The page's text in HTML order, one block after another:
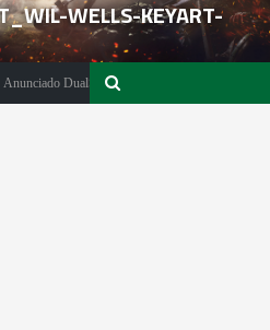
WELLS-KEYART-
DualSense The Last of Us Limited Edition